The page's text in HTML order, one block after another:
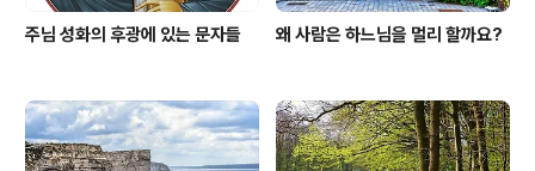
주님 성화의 후광에 있는 문자들 왜 사람은 하느님을 멀리 할까요?